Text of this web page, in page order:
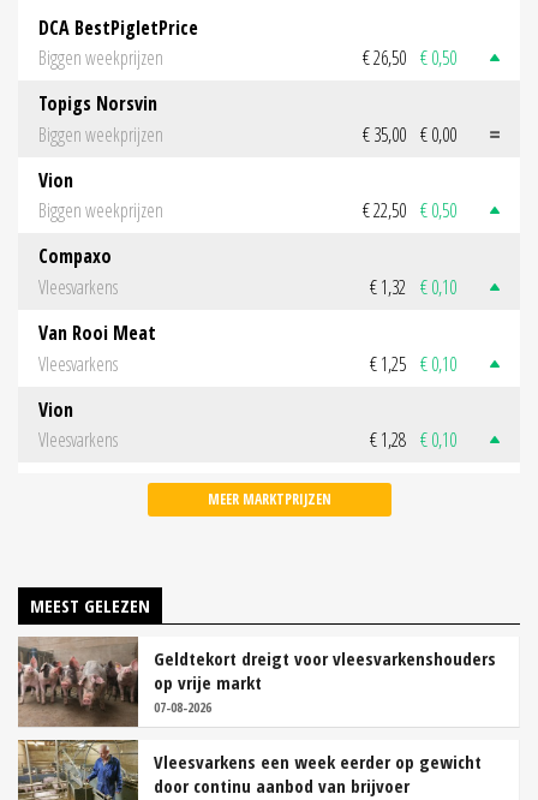
DCA BestPigletPrice
Biggen weekprijzen
€ 26,50 € 0,50
Topigs Norsvin
Biggen weekprijzen
€ 35,00 € 0,00
Vion
Biggen weekprijzen
€ 22,50 € 0,50
Compaxo
Vleesvarkens
€ 1,32 € 0,10
Van Rooi Meat
Vleesvarkens
€ 1,25 € 0,10
Vion
Vleesvarkens
€ 1,28 € 0,10
MEER MARKTPRIJZEN
MEEST GELEZEN
Geldtekort dreigt voor vleesvarkenshouders
op vrije markt
07-08-2026
Vleesvarkens een week eerder op gewicht
door continu aanbod van brijvoer